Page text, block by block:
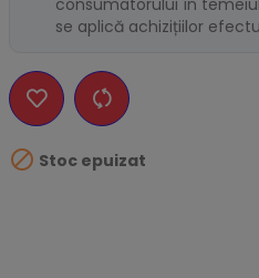
consumatorului în temeiul
se aplică achizițiilor
 Stoc epuizat